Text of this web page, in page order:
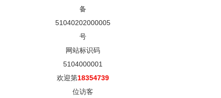
备
51040202000005
号
网站标识码
5104000001
欢迎第18354739
位访客